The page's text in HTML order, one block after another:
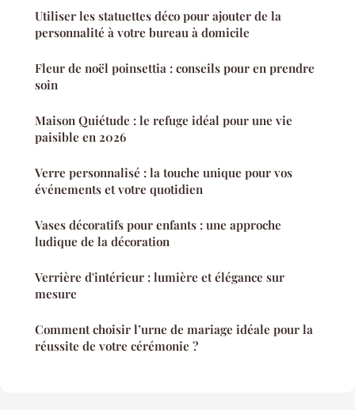
Utiliser les statuettes déco pour ajouter de la
personnalité à votre bureau à domicile
Fleur de noël poinsettia : conseils pour en prendre
soin
Maison Quiétude : le refuge idéal pour une vie
paisible en 2026
Verre personnalisé : la touche unique pour vos
événements et votre quotidien
Vases décoratifs pour enfants : une approche
ludique de la décoration
Verrière d'intérieur : lumière et élégance sur
mesure
Comment choisir l’urne de mariage idéale pour la
réussite de votre cérémonie ?